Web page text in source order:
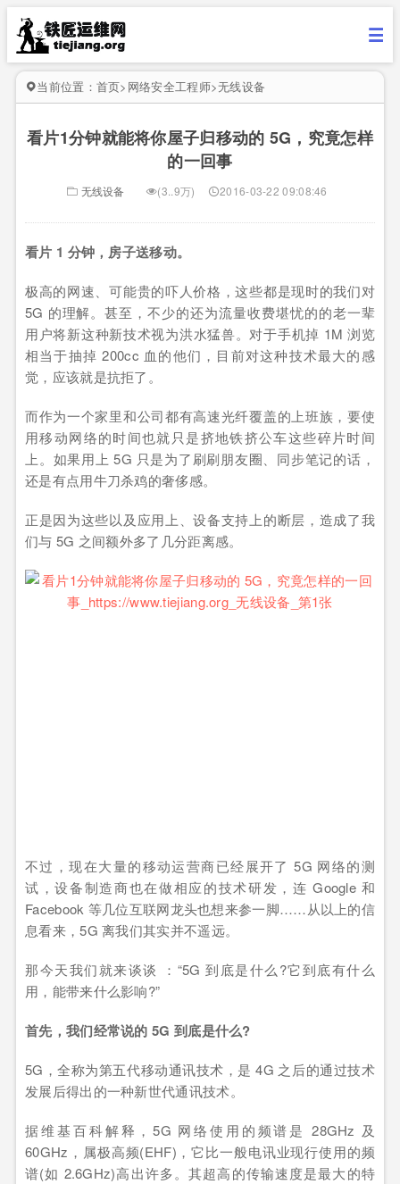
当前位置： 首页> 网络安全工程师>无线设备
看片1分钟就能将你屋子归移动的 5G，究竟怎样
的一回事
无线设备 (3..9万) 2016-03-22 09:08:46
看片 1 分钟，房子送移动。
极高的网速、可能贵的吓人价格，这些都是现时的我们对
5G 的理解。甚至，不少的还为流量收费堪忧的的老一辈
用户将新这种新技术视为洪水猛兽。对于手机掉 1M 浏览
相当于抽掉 200cc 血的他们，目前对这种技术最大的感
觉，应该就是抗拒了。
而作为一个家里和公司都有高速光纤覆盖的上班族，要使
用移动网络的时间也就只是挤地铁挤公车这些碎片时间
上。如果用上 5G 只是为了刷刷朋友圈、同步笔记的话，
还是有点用牛刀杀鸡的奢侈感。
正是因为这些以及应用上、设备支持上的断层，造成了我
们与 5G 之间额外多了几分距离感。
不过，现在大量的移动运营商已经展开了 5G 网络的测
试，设备制造商也在做相应的技术研发，连 Google 和
Facebook 等几位互联网龙头也想来参一脚……从以上的信
息看来，5G 离我们其实并不遥远。
那今天我们就来谈谈 ：“5G 到底是什么?它到底有什么
用，能带来什么影响?”
首先，我们经常说的 5G 到底是什么?
5G，全称为第五代移动通讯技术，是 4G 之后的通过技术
发展后得出的一种新世代通讯技术。
据维基百科解释，5G 网络使用的频谱是 28GHz 及
60GHz，属极高频(EHF)，它比一般电讯业现行使用的频
谱(如 2.6GHz)高出许多。其超高的传输速度是最大的特